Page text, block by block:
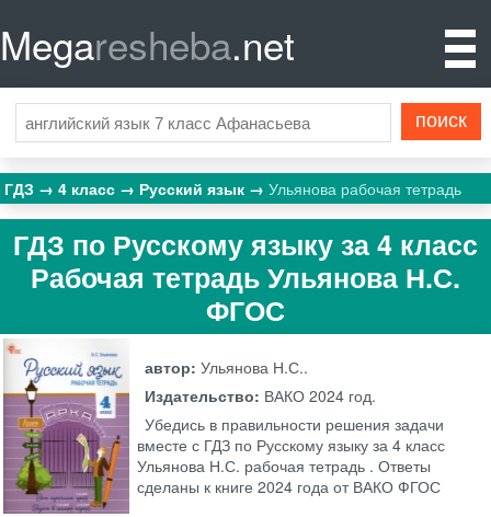
Megaresheba.net
ГДЗ 4 класс Русский язык Ульянова рабочая тетрадь
ГДЗ по Русскому языку за 4 класс
Рабочая тетрадь Ульянова Н.С.
ФГОС
автор:Ульянова Н.С..
Издательство: ВАКО 2024 год.
Убедись в правильности решения задачи
вместе с ГДЗ по Русскому языку за 4 класс
Ульянова Н.С. рабочая тетрадь . Ответы
сделаны к книге 2024 года от ВАКО ФГОС